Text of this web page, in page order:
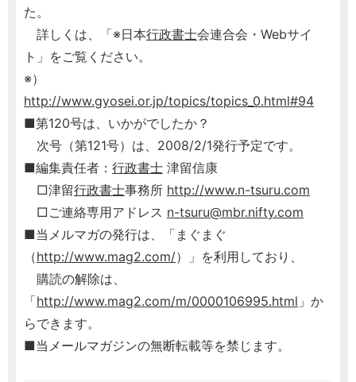
た。
詳しくは、「※日本行政書士会連合会・Webサイ
ト」をご覧ください。
※）
http://www.gyosei.or.jp/topics/topics_0.html#94
■第120号は、いかがでしたか？
次号（第121号）は、2008/2/1発行予定です。
■編集責任者： 行政書士 津留信康
□津留行政書士事務所 http://www.n-tsuru.com
□ご連絡専用アドレス n-tsuru@mbr.nifty.com
■当メルマガの発行は、「まぐまぐ
（http://www.mag2.com/）」を利用しており、
購読の解除は、
「http://www.mag2.com/m/0000106995.html 」か
らできます。
■当メールマガジンの無断転載等を禁じます。